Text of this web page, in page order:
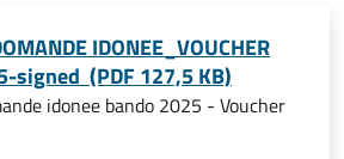
IDONEE_VOUCHER
signed (PDF 127,5 KB)
idonee bando 2025 - Voucher